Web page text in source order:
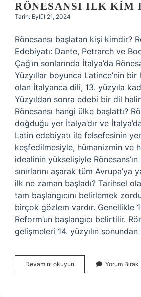
RÖNESANSI ILK KIM
Tarih: Eylül 21, 2024
Rönesansı başlatan kişi kimdir?
Edebiyatı: Dante, Petrarch ve
Çağ’ın sonlarında İtalya’da
Yüzyıllar boyunca Latince’nin
olan İtalyanca dili, 13. yüzyıla
Yüzyıldan sonra edebi bir dil
Rönesansı hangi ülke başlattı?
doğduğu yer İtalya’dır ve
Latin edebiyatı ile felsefesinin
keşfedilmesiyle, hümanizmin ve
idealinin yükselişiyle
sınırlarını aşarak tüm Avrupa’ya
ilk ne zaman başladı? Tarihsel
tam başlangıcını belirlemek
birçok gözlem vardır. Genellikle
Reform’un başlangıcı belirtilir.
gelişmeleri 14. yüzyılın
Devamını okuyun Rönesansı
Ilk
Yorum Bırak